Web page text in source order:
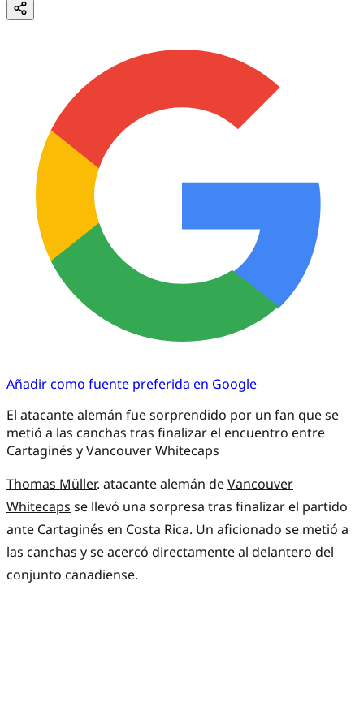
Añadir como fuente preferida en Google
El atacante alemán fue sorprendido por un fan que se
metió a las canchas tras finalizar el encuentro entre
Cartaginés y Vancouver Whitecaps
Thomas Müller. atacante alemán deVancouver
Whitecaps se llevó una sorpresa tras finalizar el partido
ante Cartaginés en Costa Rica. Un aficionado se metió a
las canchas y se acercó directamente al delantero del
conjunto canadiense.